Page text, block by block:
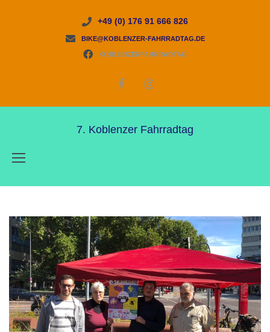
+49 (0) 176 91 666 826
BIKE@KOBLENZER-FAHRRADTAG.DE
KOBLENZERFAHRRADTAG
7. Koblenzer Fahrradtag